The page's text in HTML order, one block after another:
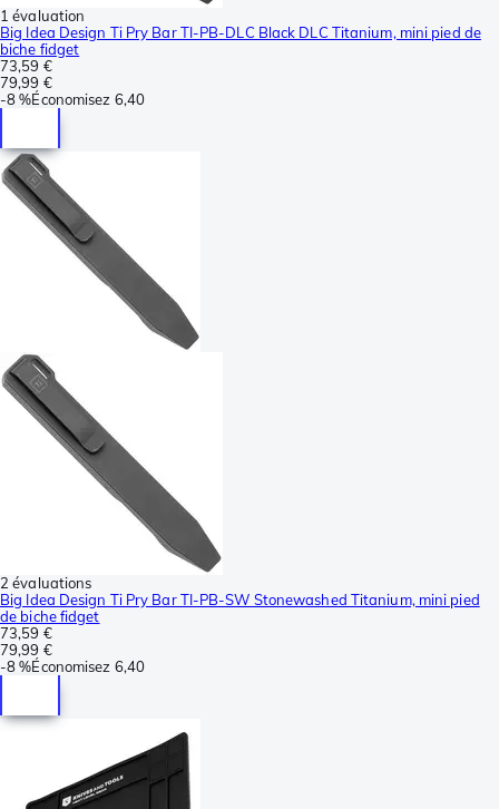
1 évaluation
Big Idea Design Ti Pry Bar TI-PB-DLC Black DLC Titanium, mini pied de
biche fidget
73,59 €
79,99 €
-8 %Économisez 6,40
2 évaluations
Big Idea Design Ti Pry Bar TI-PB-SW Stonewashed Titanium, mini pied
de biche fidget
73,59 €
79,99 €
-8 %Économisez 6,40